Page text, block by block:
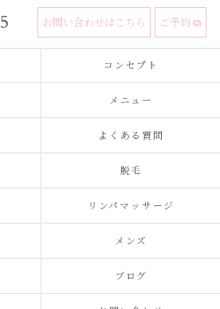
お問い合わせはこちら ご予約
コンセプト
メニュー
よくある質問
脱毛
リンパマッサージ
メンズ
ブログ